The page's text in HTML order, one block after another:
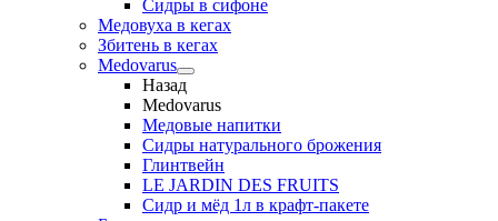
Сидры в сифоне
Медовуха в кегах
Збитень в кегах
Medovarus
Назад
Medovarus
Медовые напитки
Сидры натурального брожения
Глинтвейн
LE JARDIN DES FRUITS
Сидр и мёд 1л в крафт-пакете